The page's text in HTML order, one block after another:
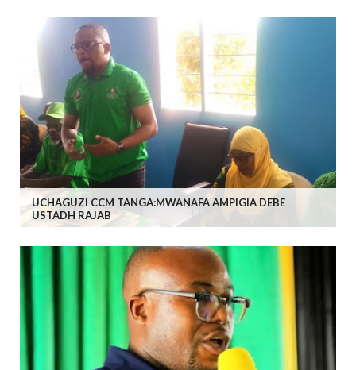
UCHAGUZI CCM TANGA:MWANAFA AMPIGIA DEBE
USTADH RAJAB